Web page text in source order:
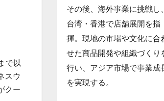
で以
スウ
クー
その後、海外事業に挑戦し、
台湾・香港で店舗展開を指
揮。現地の市場や文化に合
せた商品開発や組織づくり
行い、アジア市場で事業成
を実現する。